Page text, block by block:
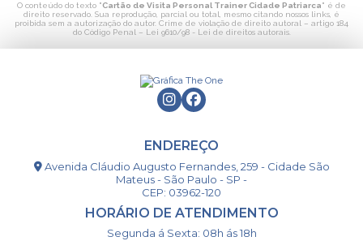
O conteúdo do texto "Cartão de Visita Personal Trainer Cidade Patriarca" é de
direito reservado. Sua reprodução, parcial ou total, mesmo citando nossos links, é
proibida sem a autorização do autor. Crime de violação de direito autoral – artigo 184
do Código Penal – Lei 9610/98 - Lei de direitos autorais.
ENDEREÇO
Avenida Cláudio Augusto Fernandes, 259 - Cidade São
Mateus - São Paulo - SP -
CEP: 03962-120
HORÁRIO DE ATENDIMENTO
Segunda á Sexta: 08h ás 18h